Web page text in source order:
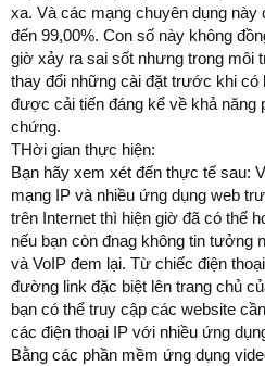
xa. Và các mạng chuyên dụng
đến 99,00%. Con số này không
giờ xảy ra sai sốt nhưng trong môi
thay đổi những cài đặt trước khi có
được cải tiến đáng kể về khả năng
chứng.
THời gian thực hiện:
Bạn hãy xem xét đến thực tế sau:
mạng IP và nhiều ứng dụng web
trên Internet thì hiện giờ đã có thể
nếu bạn còn đnag không tin tưởng
và VoIP đem lại. Từ chiếc điện
đường link đặc biệt lên trang chủ
bạn có thể truy cập các website
các điện thoại IP với nhiều ứng
Bằng các phần mềm ứng dụng